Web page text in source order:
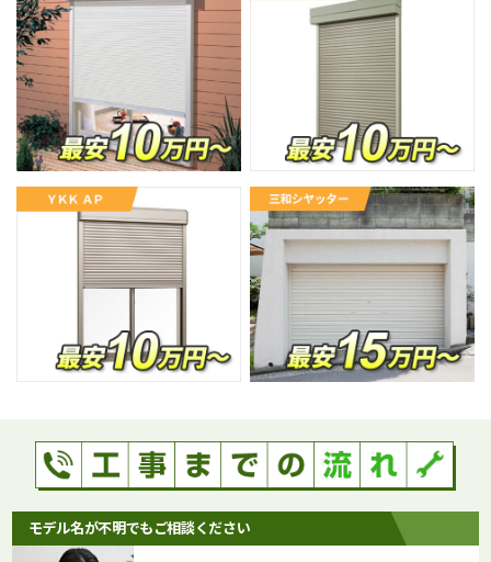
モデル名が不明でもご相談ください